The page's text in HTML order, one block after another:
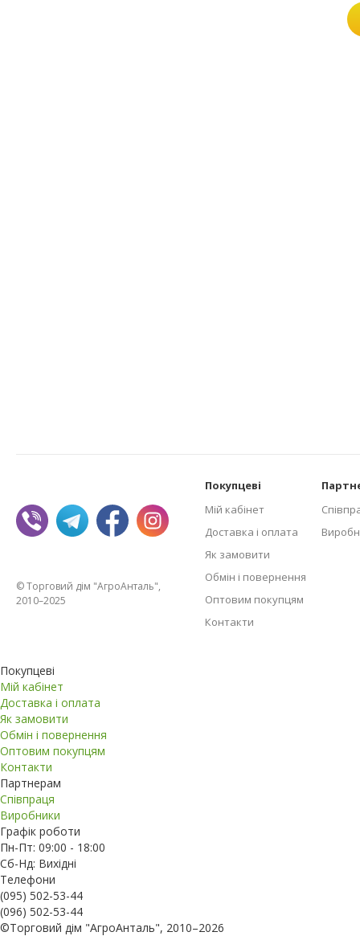
© Торговий дім "АгроАнталь",
2010–2025
Покупцеві
Мій кабінет
Доставка і оплата
Як замовити
Обмін і повернення
Оптовим покупцям
Контакти
Покупцеві
Мій кабінет
Доставка і оплата
Як замовити
Обмін і повернення
Оптовим покупцям
Контакти
Партнерам
Співпраця
Виробники
Графік роботи
Пн-Пт: 09:00 - 18:00
Сб-Нд: Вихідні
Телефони
(095) 502-53-44
(096) 502-53-44
©Торговий дім "АгроАнталь", 2010–2026